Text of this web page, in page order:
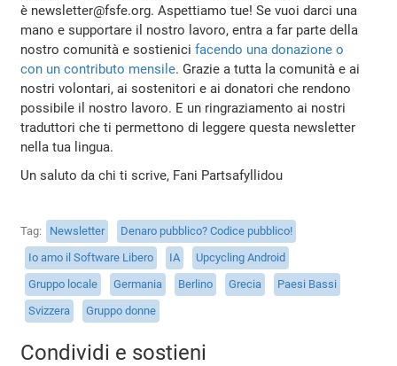
è newsletter@fsfe.org. Aspettiamo tue! Se vuoi darci una
mano e supportare il nostro lavoro, entra a far parte della
nostro comunità e sostienicifacendo una donazione o
con un contributo mensile. Grazie a tutta la comunità e ai
nostri volontari, ai sostenitori e ai donatori che rendono
possibile il nostro lavoro. E un ringraziamento ai nostri
traduttori che ti permettono di leggere questa newsletter
nella tua lingua.
Un saluto da chi ti scrive, Fani Partsafyllidou
Tag Newsletter
Denaro pubblico? Codice pubblico!
Io amo il Software Libero
IA
Upcycling Android
Gruppo locale
Germania Berlino Grecia
Paesi Bassi
Svizzera
Gruppo donne
Condividi e sostieni